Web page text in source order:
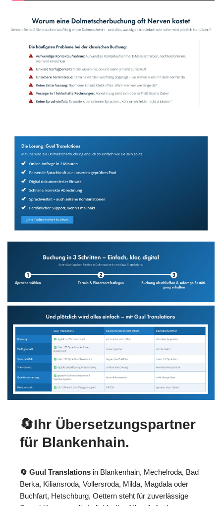
🔄Ihr Übersetzungspartner
für Blankenhain.
🔄 Guul Translations in Blankenhain, Mechelroda, Bad
Berka, Kiliansroda, Vollersroda, Milda, Magdala oder
Buchfart, Hetschburg, Oettern steht für zuverlässige